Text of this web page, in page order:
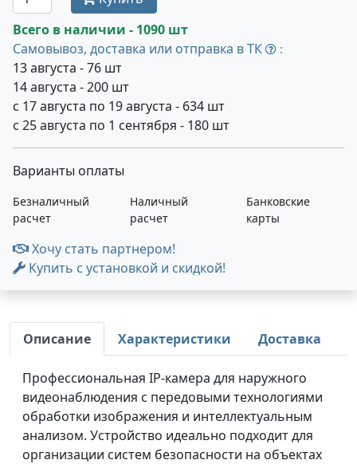
Всего в наличии - 1090 шт
Самовывоз, доставка или отправка в ТК
:
13 августа - 76 шт
14 августа - 200 шт
с 17 августа по 19 августа - 634 шт
с 25 августа по 1 сентября - 180 шт
Варианты оплаты
Безналичный
расчет
Наличный
расчет
Банковские
карты
Хочу стать партнером!
Купить с установкой и скидкой!
Описание Характеристики Доставка
Профессиональная IP-камера для наружного
видеонаблюдения с передовыми технологиями
обработки изображения и интеллектуальным
анализом. Устройство идеально подходит для
организации систем безопасности на объектах